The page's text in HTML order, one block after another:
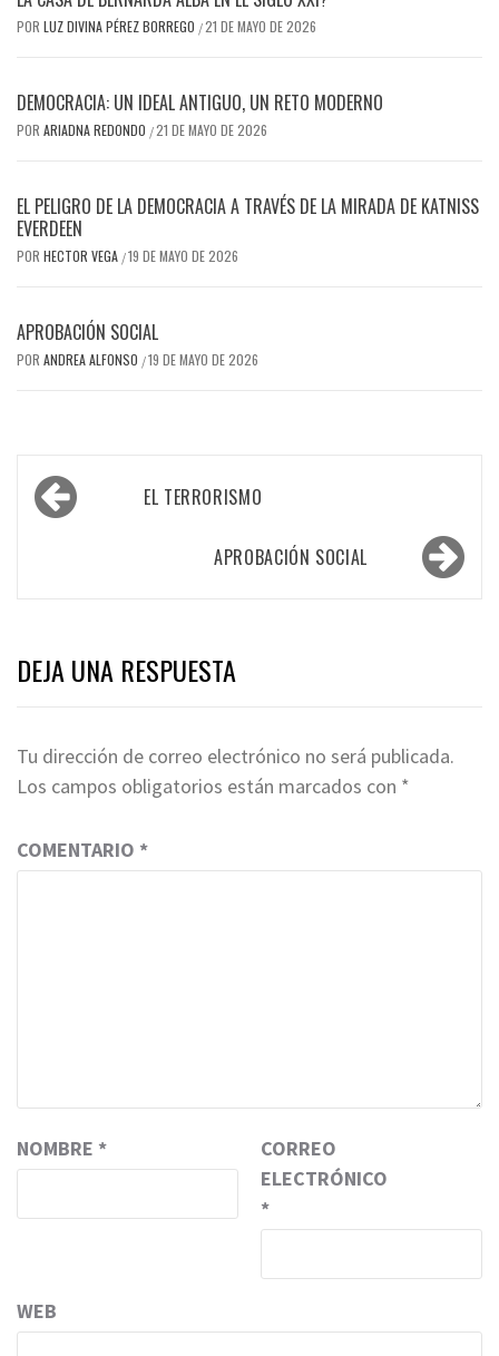
POR LUZ DIVINA PÉREZ BORREGO /21 DE MAYO DE 2026
DEMOCRACIA: UN IDEAL ANTIGUO, UN RETO MODERNO
POR ARIADNA REDONDO /21 DE MAYO DE 2026
EL PELIGRO DE LA DEMOCRACIA A TRAVÉS DE LA MIRADA DE KATNISS
EVERDEEN
POR HECTOR VEGA /19 DE MAYO DE 2026
APROBACIÓN SOCIAL
POR ANDREA ALFONSO /19 DE MAYO DE 2026
Navegación
de EL TERRORISMO
APROBACIÓN SOCIAL
DEJA UNA RESPUESTA
Tu dirección de correo electrónico no será publicada.
Los campos obligatorios están marcados con *
COMENTARIO *
NOMBRE *
CORREO
ELECTRÓNICO
*
WEB